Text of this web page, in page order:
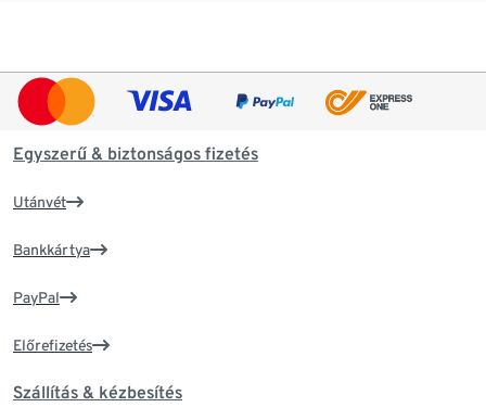
Egyszerű & biztonságos fizetés
Utánvét
Bankkártya
PayPal
Előrefizetés
Szállítás & kézbesítés